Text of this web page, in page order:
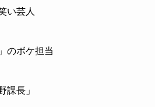
い芸人
のボケ担当
課長」